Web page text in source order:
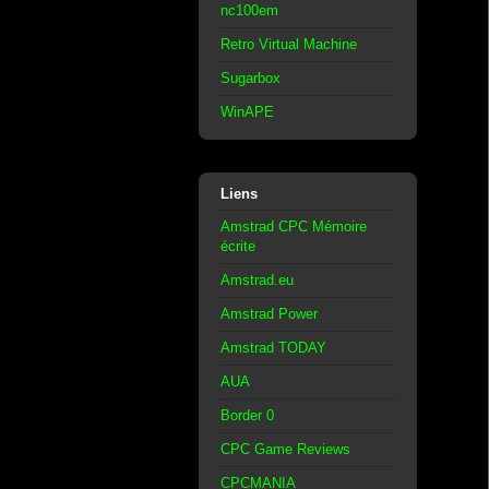
nc100em
Retro Virtual Machine
Sugarbox
WinAPE
Liens
Amstrad CPC Mémoire
écrite
Amstrad.eu
Amstrad Power
Amstrad TODAY
AUA
Border 0
CPC Game Reviews
CPCMANIA